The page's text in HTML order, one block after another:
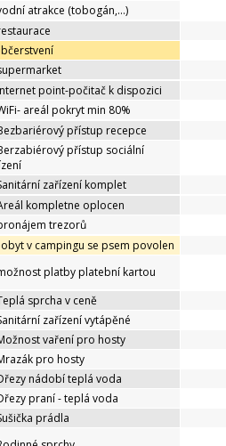
atrakce (tobogán,…)
point-počitač k dispozici
areál pokryt min 80%
přístup recepce
přístup sociální
zařízení komplet
kompletne oplocen
trezorů
v campingu se psem povolen
platby platební kartou
sprcha v ceně
zařízení vytápěné
vaření pro hosty
pro hosty
nádobí teplá voda
praní - teplá voda
prádla